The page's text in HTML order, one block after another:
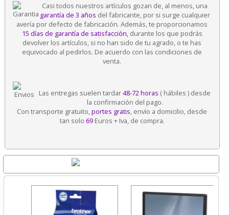
Casi todos nuestros artículos gozan de, al menos, una
garantía de 3 años del fabricante, por si surge cualquier
avería por defecto de fabricación. Además, te proporcionamos
15 días de garantía de satisfacción, durante los que podrás
devolver los artículos, si no han sido de tu agrado, o te has
equivocado al pedirlos. De acuerdo con las condiciones de
venta.
Las entregas suelen tardar48-72 horas ( hábiles ) desde
la confirmación del pago.
Con transporte gratuito,portes gratis, envío a domicilio, desde
tan solo 69Euros + Iva, de compra.